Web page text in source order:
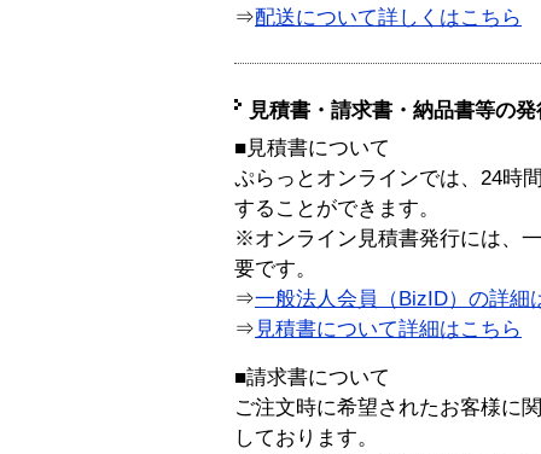
⇒配送について詳しくはこちら
見積書・請求書・納品書等の
■見積書について
ぷらっとオンラインでは、24時
することができます。
※オンライン見積書発行には、
要です。
⇒一般法人会員（BizID）の詳細
⇒ 見積書について詳細はこちら
■請求書について
ご注文時に希望されたお客様に
しております。